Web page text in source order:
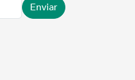
Enviar